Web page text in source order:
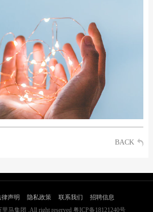
BACK
律声明 隐私政策 联系我们
招聘信息
马集团 .All right reserved 粤ICP备18121240号